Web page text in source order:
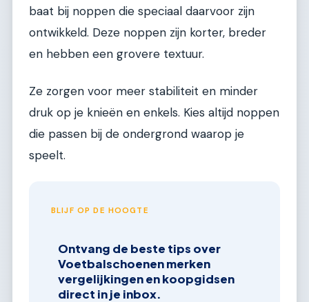
baat bij noppen die speciaal daarvoor zijn
ontwikkeld. Deze noppen zijn korter, breder
en hebben een grovere textuur.
Ze zorgen voor meer stabiliteit en minder
druk op je knieën en enkels. Kies altijd noppen
die passen bij de ondergrond waarop je
speelt.
BLIJF OP DE HOOGTE
Ontvang de beste tips over
Voetbalschoenen merken
vergelijkingen en koopgidsen
direct in je inbox.